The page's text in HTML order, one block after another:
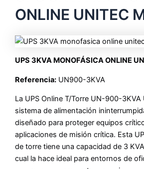
ONLINE UNITEC
UPS 3KVA MONOFÁSICA ONLINE
Referencia: UN900-3KVA
La UPS Online T/Torre UN-900-3KVA
sistema de alimentación
diseñado para proteger equipos
aplicaciones de misión crítica. Esta
de torre tiene una capacidad de 3
cual la hace ideal para entornos de